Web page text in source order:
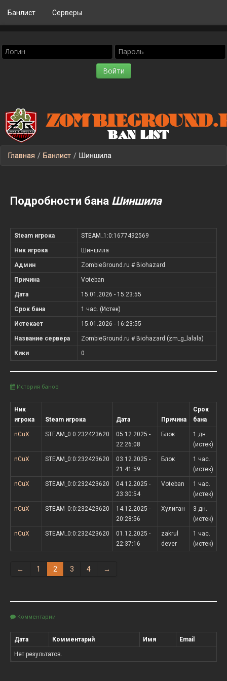
Банлист Серверы
Главная / Банлист / Шиншила
Подробности бана Шиншила
Steam игрока STEAM_1:0:1677492569
Ник игрока Шиншила
Админ ZombieGround.ru # Biohazard
Причина Voteban
Дата 15.01.2026 - 15:23:55
Срок бана 1 час. (Истек)
Истекает 15.01.2026 - 16:23:55
Название сервера ZombieGround.ru # Biohazard (zm_g_lalala)
Кики 0
История банов
Ник
игрока
Steam игрока Дата Причина
Срок
бана
nCuX STEAM_0:0:232423620
05.12.2025 -
22:26:08
Блок
1 дн.
(истек)
nCuX STEAM_0:0:232423620
03.12.2025 -
21:41:59
Блок
1 час.
(истек)
nCuX STEAM_0:0:232423620
04.12.2025 -
23:30:54
Voteban
1 час.
(истек)
nCuX STEAM_0:0:232423620
14.12.2025 -
20:28:56
Хулиган
3 дн.
(истек)
nCuX STEAM_0:0:232423620
01.12.2025 -
22:37:16
zakrul
dever
1 час.
(истек)
← 1 2 3 4 →
Комментарии
Дата Комментарий Имя Email
Нет результатов.